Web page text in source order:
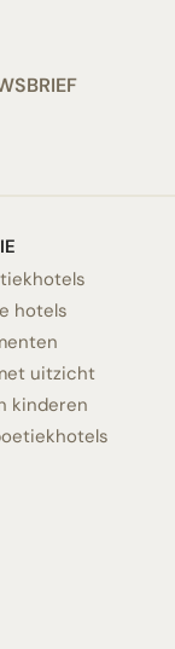
hotels
uitzicht
kinderen